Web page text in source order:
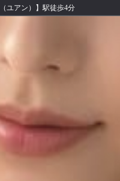
ユアン）】駅徒歩4分